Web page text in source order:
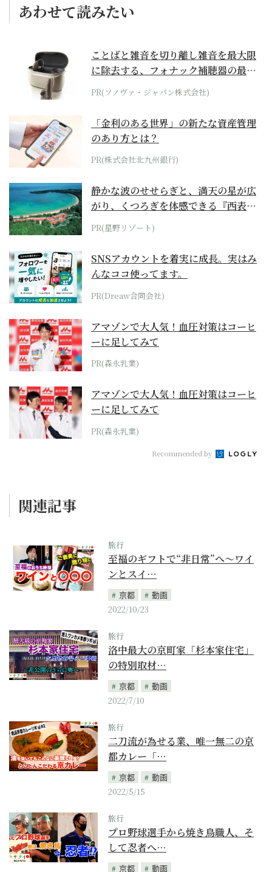
あわせて読みたい
ことばと雑音を切り離し雑音を最大限
に除去する、フォナック補聴器の最上
位モデル
PR(ソノヴァ・ジャパン株式会社)
「金利のある世界」の新たな資産管理
のあり方とは？
PR(株式会社北九州銀行)
静かな波のせせらぎと、満天の星が広
がり、くつろぎを体感できる『西表島
ホテル by...
PR(星野リゾート)
SNSアカウントを着実に成長。実はみ
んなココ使ってます。
PR(Dreaw合同会社)
アマゾンで大人気！血圧対策はコーヒ
ーに足してみて
PR(森永乳業)
アマゾンで大人気！血圧対策はコーヒ
ーに足してみて
PR(森永乳業)
Recommended by
関連記事
旅行
至福のギフトで“非日常”へ〜ワイ
ンとスイ…
京都
動画
2022/10/23
旅行
洛中最大の京町家「杉本家住宅」
の特別取材…
京都
動画
2022/7/10
旅行
二刀流が為せる業、唯一無二の京
都カレー「…
京都
動画
2022/5/15
旅行
プロ野球選手から焼き鳥職人、そ
して忍者へ…
京都 動画